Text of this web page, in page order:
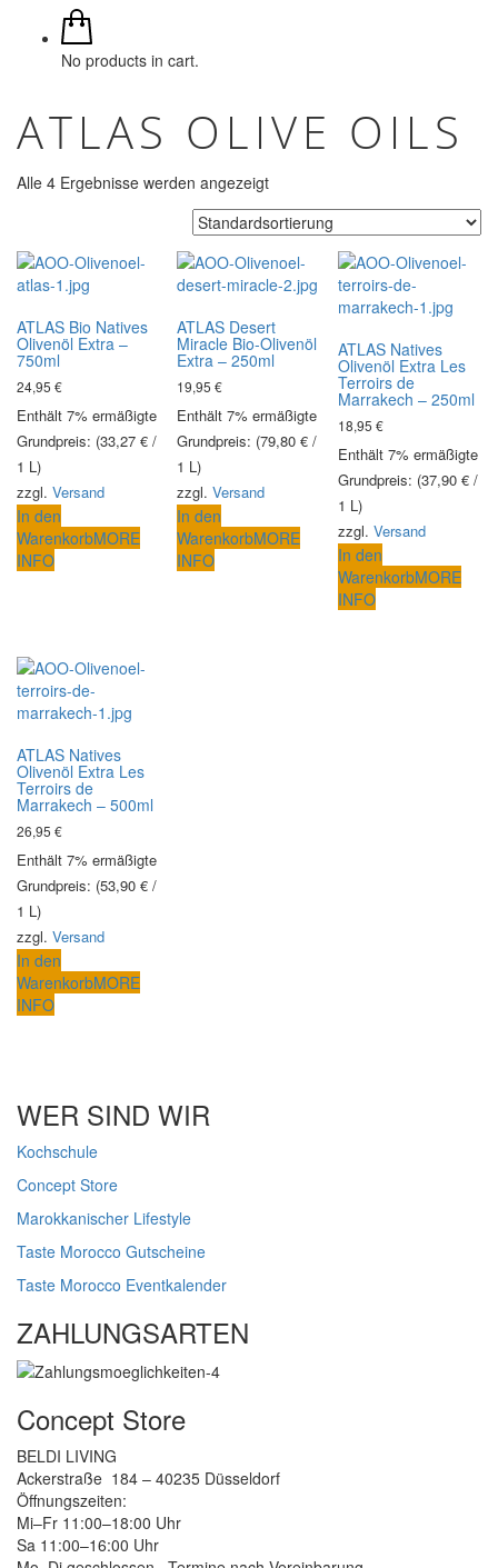
No products in cart.
ATLAS OLIVE OILS
Alle 4 Ergebnisse werden angezeigt
ATLAS Bio Natives
Olivenöl Extra –
750ml
24,95 €
Enthält 7% ermäßigte MwSt.
Grundpreis: (33,27 € /
1 L)
zzgl. Versand
In den
WarenkorbMORE
INFO
ATLAS Desert
Miracle Bio-Olivenöl
Extra – 250ml
19,95€
Enthält 7% ermäßigte MwSt.
Grundpreis: (79,80€ /
1 L)
zzgl.Versand
In den
WarenkorbMORE
INFO
ATLAS Natives
Olivenöl Extra Les
Terroirs de
Marrakech – 250ml
18,95 €
Enthält 7% ermäßigte
Grundpreis: (37,90 €/
1 L)
zzgl. Versand
In den
WarenkorbMORE
INFO
ATLAS Natives
Olivenöl Extra Les
Terroirs de
Marrakech – 500ml
26,95 €
Enthält 7% ermäßigte MwSt.
Grundpreis: (53,90 € /
1 L)
zzgl. Versand
In den
WarenkorbMORE
INFO
WER SIND WIR
Kochschule
Concept Store
Marokkanischer Lifestyle
Taste Morocco Gutscheine
Taste Morocco Eventkalender
ZAHLUNGSARTEN
Concept Store
BELDI LIVING
Ackerstraße 184 – 40235 Düsseldorf
Öffnungszeiten:
Mi–Fr 11:00–18:00 Uhr
Sa 11:00–16:00 Uhr